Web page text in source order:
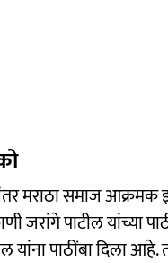
मराठा समाज आक्रमक
जरांगे पाटील यांच्या
यांना पाठींबा दिला